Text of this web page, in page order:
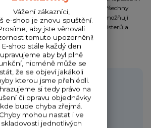
praktickým požadavkům rybářů. Všechny
plastové hmoty s příměsí silikonu. Umožňují
agresivních gumových twisterů a
poradit?
podpora HONZA
Vážení zákazníci,
e-shop je znovu spuštění.
aby jste věnovali
tomuto upozornění!
E-shop stále každý den
upravujeme aby byl plně
nicméně může se
stát, že se objeví jakákoli
kterou jsme přehlédli.
si tedy právo na
či opravu objednávky
kde bude chyba zřejmá.
Chyby mohou nastat i ve
skladovosti jednotlivých